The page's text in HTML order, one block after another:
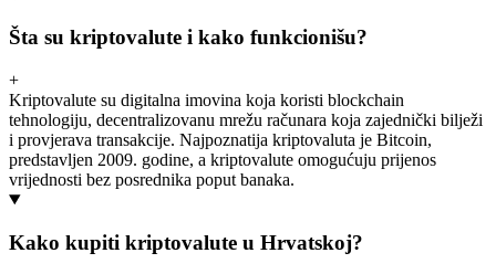
Šta su kriptovalute i kako funkcionišu?
+
Kriptovalute su digitalna imovina koja koristi blockchain
tehnologiju, decentralizovanu mrežu računara koja zajednički bilježi
i provjerava transakcije. Najpoznatija kriptovaluta je Bitcoin,
predstavljen 2009. godine, a kriptovalute omogućuju prijenos
vrijednosti bez posrednika poput banaka.
Kako kupiti kriptovalute u Hrvatskoj?